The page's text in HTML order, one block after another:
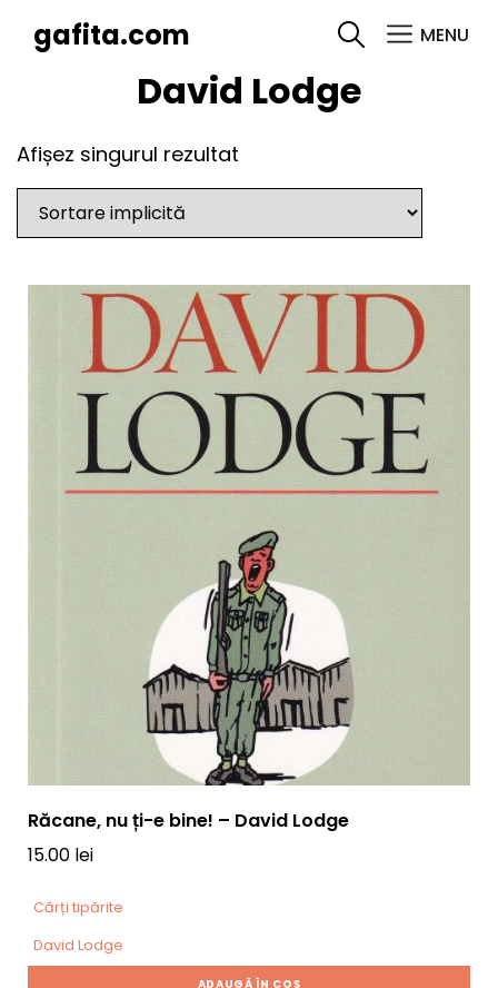
gafita.com MENU
David Lodge
Afișez singurul rezultat
Răcane, nu ți-e bine! – David Lodge
15.00 lei
Cărți tipărite
David Lodge
ADAUGĂ ÎN COȘ